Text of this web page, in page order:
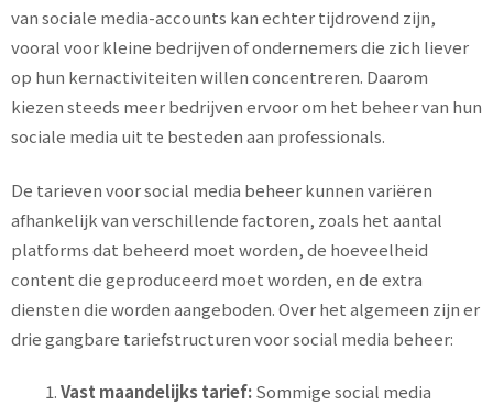
van sociale media-accounts kan echter tijdrovend zijn,
vooral voor kleine bedrijven of ondernemers die zich liever
op hun kernactiviteiten willen concentreren. Daarom
kiezen steeds meer bedrijven ervoor om het beheer van hun
sociale media uit te besteden aan professionals.
De tarieven voor social media beheer kunnen variëren
afhankelijk van verschillende factoren, zoals het aantal
platforms dat beheerd moet worden, de hoeveelheid
content die geproduceerd moet worden, en de extra
diensten die worden aangeboden. Over het algemeen zijn er
drie gangbare tariefstructuren voor social media beheer:
Vast maandelijks tarief:Sommige social media